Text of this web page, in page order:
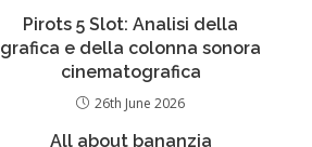
Pirots 5 Slot: Analisi della
grafica e della colonna sonora
cinematografica
26th June 2026
All about bananzia